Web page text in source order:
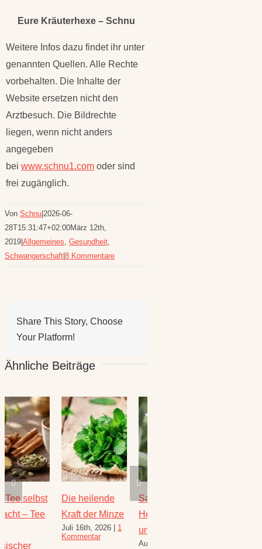
Eure Kräuterhexe – Schnu
Weitere Infos dazu findet ihr unter
genannten Quellen. Alle Rechte
vorbehalten. Die Inhalte der
Website ersetzen nicht den
Arztbesuch. Die Bildrechte
liegen, wenn nicht anders
angegeben
bei www.schnu1.com oder sind
frei zugänglich.
Von Schnu 2026-06-
28T15:31:47+02:00März 12th,
2019 Allgemeines, Gesundheit,
Schwangerschaft 8 Kommentare
Share This Story, Choose
Your Platform!
Ähnliche Beiträge
Die heilende
Kraft der Minze
1
Salbei –
Heilwirkung
und Rezepte
August 6th, 2026 |